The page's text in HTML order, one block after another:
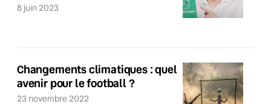
8 juin 2023
Changements climatiques : quel
avenir pour le football ?
23 novembre 2022